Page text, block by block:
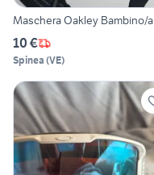
Maschera Oakley Bambino/a
10 €
Spinea (VE)